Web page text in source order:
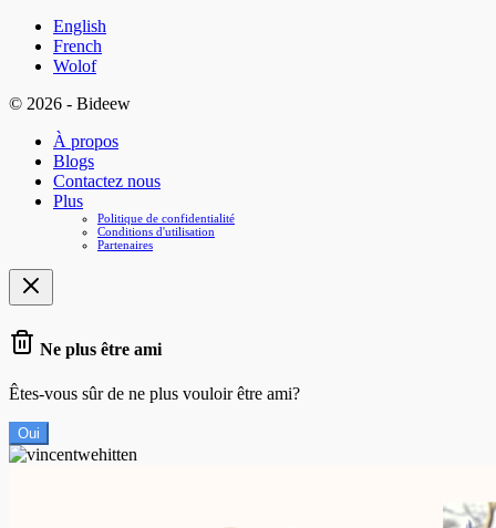
English
French
Wolof
© 2026 - Bideew
À propos
Blogs
Contactez nous
Plus
Politique de confidentialité
Conditions d'utilisation
Partenaires
Ne plus être ami
Êtes-vous sûr de ne plus vouloir être ami?
Oui